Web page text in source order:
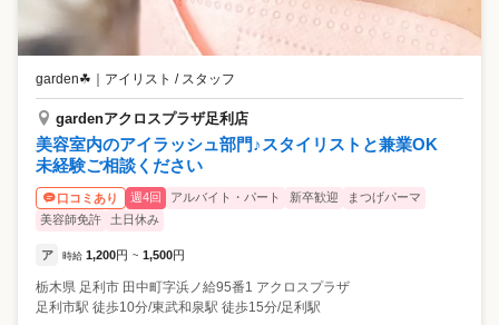
garden☘ アイリスト / スタッフ
gardenアクロスプラザ足利店
美容室内のアイラッシュ部門♪スタイリストと兼業OK
未経験ご相談ください
口コミあり 週4回 アルバイト・パート 新卒歓迎
まつげパーマ
美容師免許
土日休み
ア 時給 1,200円 ~ 1,500円
栃木県 足利市 田中町字浜ノ給95番1 アクロスプラザ
足利市駅 徒歩10分/東武和泉駅 徒歩15分/足利駅